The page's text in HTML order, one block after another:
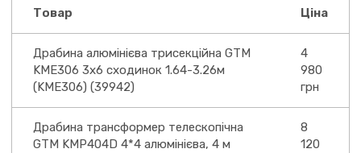
Товар Ціна
Драбина алюмінієва трисекційна GTM
KME306 3x6 сходинок 1.64-3.26м
(KME306) (39942)
4
980
грн
Драбина трансформер телескопічна
GTM KMP404D 4*4 алюмінієва, 4 м
8
120